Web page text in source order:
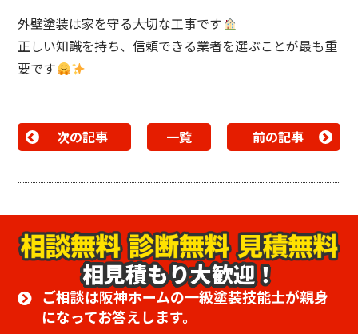
外壁塗装は家を守る大切な工事です
正しい知識を持ち、信頼できる業者を選ぶことが最も重
要です
次の記事 一覧 前の記事
相見積もり大歓迎！
ご相談は阪神ホームの一級塗装技能士が親身
になってお答えします。